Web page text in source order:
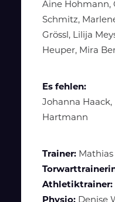
Aine Hohmann,
Schmitz,
Grössl, Lilija
Heuper, Mira
Es fehlen:
Johanna Haack,
Hartmann
Trainer: Mathias
Athletiktrainer: